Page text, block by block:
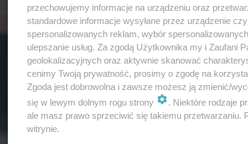
przechowujemy informacje na urządzeniu oraz
standardowe informacje wysyłane przez urządzenie
spersonalizowanych reklam, wybór
ulepszanie usług. Za zgodą Użytkownika my i Zaufani
geolokalizacyjnych oraz aktywnie skanować
cenimy Twoją prywatność, prosimy o zgodę na
Zgoda jest dobrowolna i zawsze możesz ją zmienić/
się w lewym dolnym rogu strony
. Niektóre rodzaje
ale masz prawo sprzeciwić się takiemu przetwarzaniu.
witrynie.